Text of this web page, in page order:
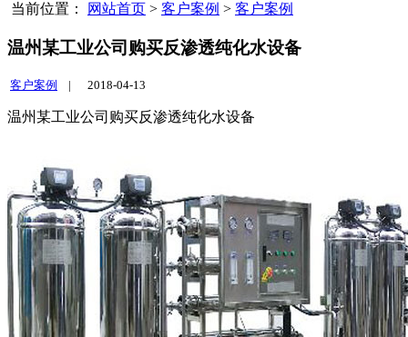
当前位置：
网站首页 > 客户案例 > 客户案例
温州某工业公司购买反渗透纯化水设备
客户案例 | 2018-04-13
温州某工业公司购买反渗透纯化水设备